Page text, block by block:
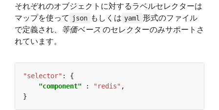
それぞれのオブジェクトに対するラベルセレクターは
マップを使って json もしくは yaml 形式のファイル
で定義され、 等価ベース のセレクターのみサポートさ
れています。
"selector" :
"component" : "redis"